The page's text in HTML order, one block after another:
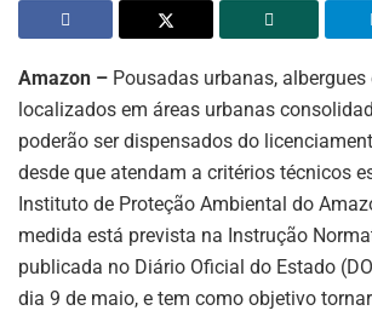
Amazon – Pousadas urbanas, albergues
localizados em áreas urbanas
poderão ser dispensados do
desde que atendam a critérios técnicos
Instituto de Proteção Ambiental do
medida está prevista na Instrução
publicada no Diário Oficial do Estado
dia 9 de maio, e tem como objetivo